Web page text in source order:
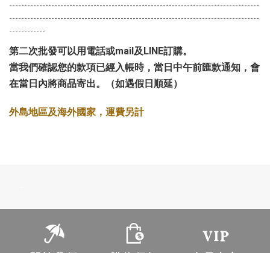
-----------------------------------------------------------------------------------
-----------------------------------------------------------------------------------
------------
第二次批發可以用電話或mail及LINE訂購。
當我們確認您的款項已經入帳時，當日中午前匯款通知，會
在當日內將商品寄出。（如遇假日順延）
外島地區及海外國家，運費另計